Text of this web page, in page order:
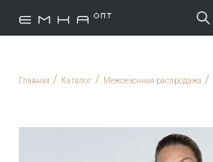
Главная / Каталог / Межсезонная распродажа /